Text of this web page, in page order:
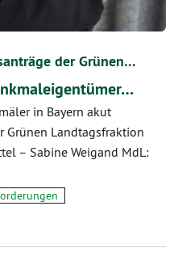
der Grünen…
in Bayern akut
Grünen Landtagsfraktion
– Sabine Weigand MdL: